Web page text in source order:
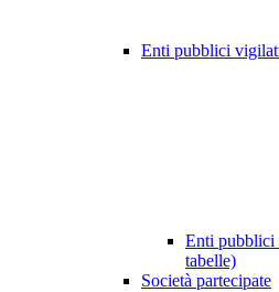
Enti pubblici
Enti pubblici
tabelle)
Società partecipate